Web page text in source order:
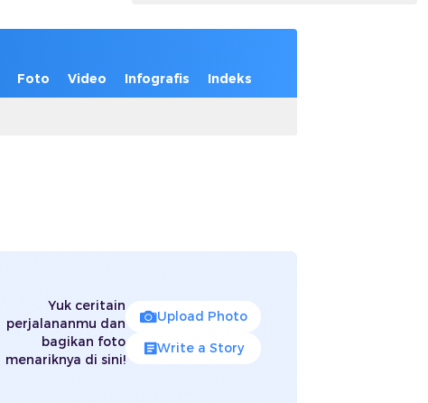
Foto Video Infografis Indeks
Yuk ceritain
perjalananmu dan
bagikan foto
menariknya di sini!
Upload Photo
Write a Story